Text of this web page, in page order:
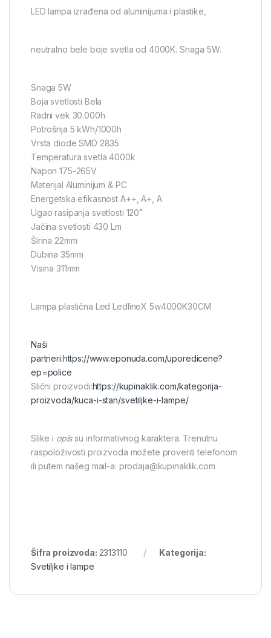
LED lampa izrađena od aluminijuma i plastike,
neutralno bele boje svetla od 4000K. Snaga 5W.
Snaga 5W
Boja svetlosti Bela
Radni vek 30.000h
Potrošnja 5 kWh/1000h
Vrsta diode SMD 2835
Temperatura svetla 4000k
Napon 175-265V
Materijal Aluminijum & PC
Energetska efikasnost A++, A+, A
Ugao rasipanja svetlosti 120˚
Jačina svetlosti 430 Lm
Širina 22mm
Dubina 35mm
Visina 311mm
Lampa plastična Led LedlineX 5w4000K30CM
Naši
partneri:https://www.eponuda.com/uporedicene?
ep=police
Slični proizvodi:https://kupinaklik.com/kategorija-
proizvoda/kuca-i-stan/svetiljke-i-lampe/
Slike i opissu informativnog karaktera. Trenutnu
raspoloživosti proizvoda možete proveriti telefonom
ili putem našeg mail-a: prodaja@kupinaklik.com
Šifra proizvoda: 2313110
Kategorija:
Svetiljke i lampe